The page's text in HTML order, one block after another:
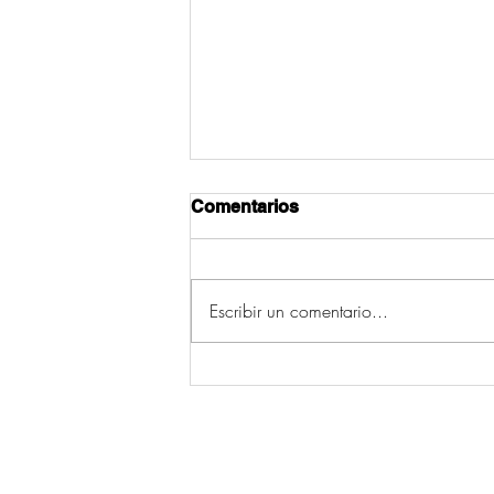
Comentarios
Escribir un comentario...